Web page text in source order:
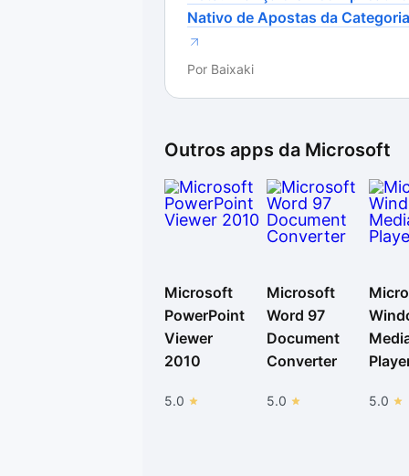
Nativo de Apostas da Categoria
Por Baixaki
Outros apps da Microsoft
Microsoft
PowerPoint
Viewer
2010
5.0
Microsoft
Word 97
Document
Converter
5.0 5.0